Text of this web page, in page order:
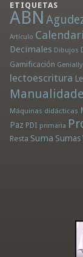
ETIQUETAS
ABN
Artículo
Decimales Dibujos
Gamificación Genially
lectoescritura
Máquinas didácticas
Paz PDI primaria
Resta Suma Sumas